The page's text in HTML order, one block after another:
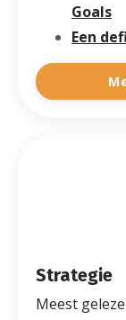
Goals
Een
Strategie
Meest